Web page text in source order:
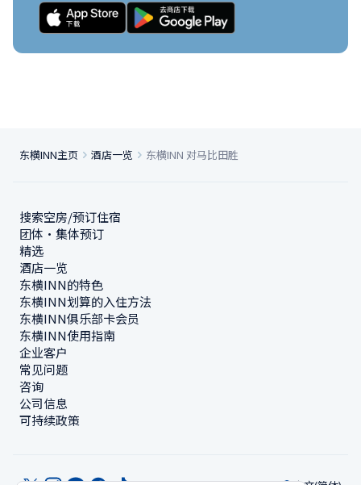
东横INN主页 酒店一览 东横INN 对马比田胜
搜索空房/预订住宿
团体・集体预订
精选
酒店一览
东横INN的特色
东横INN划算的入住方法
东横INN俱乐部卡会员
东横INN使用指南
企业客户
常见问题
咨询
公司信息
可持续政策